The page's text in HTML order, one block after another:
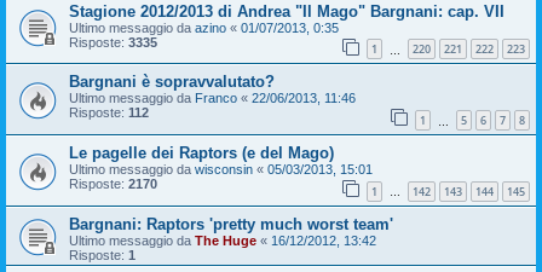
Stagione 2012/2013 di Andrea "Il Mago" Bargnani: cap. VII
Ultimo messaggio da azino « 01/07/2013, 0:35
Risposte: 3335 1 220 221 222 223
Bargnani è sopravvalutato?
Ultimo messaggio da Franco « 22/06/2013, 11:46
Risposte: 112 1 5 6 7 8
Le pagelle dei Raptors (e del Mago)
Ultimo messaggio da wisconsin « 05/03/2013, 15:01
Risposte: 2170 1 … 142 143 144 145
Bargnani: Raptors 'pretty much worst team'
Ultimo messaggio da The Huge « 16/12/2012, 13:42
Risposte: 1